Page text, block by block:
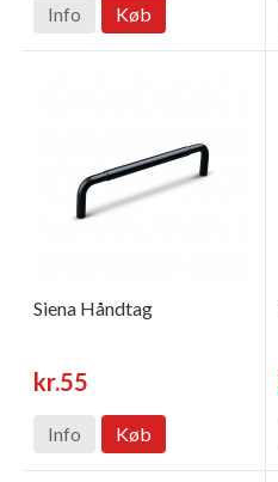
Info Køb
Siena Håndtag
kr.55
Info Køb